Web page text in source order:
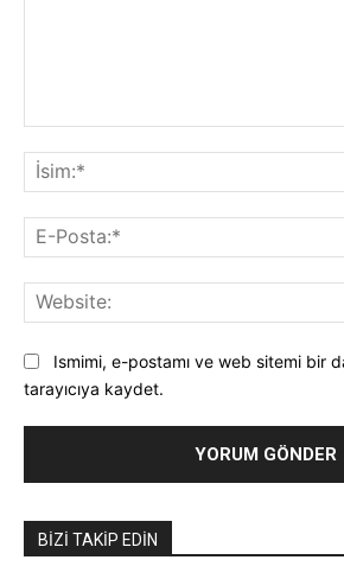
Ismimi, e-postamı ve web sitemi bir
tarayıcıya kaydet.
BIZI TAKIP EDIN